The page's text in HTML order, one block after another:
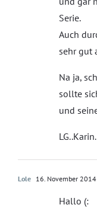
Serie.
Auch
sehr gut
Na ja,
sollte
und
Lole 16. November
Hallo (: